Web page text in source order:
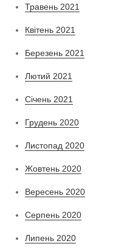
Травень 2021
Квітень 2021
Березень 2021
Лютий 2021
Січень 2021
Грудень 2020
Листопад 2020
Жовтень 2020
Вересень 2020
Серпень 2020
Липень 2020